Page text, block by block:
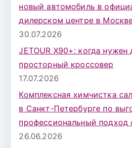
новый автомобиль в
дилерском центре в
30.07.2026
JETOUR X90+: когда нужен
просторный кроссовер
17.07.2026
Комплексная химчистка
в Санкт-Петербурге по
профессиональный
26.06.2026